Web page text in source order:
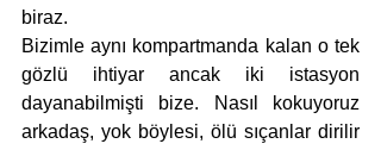
biraz.
Bizimle aynı kompartmanda kalan o tek
gözlü ihtiyar ancak iki istasyon
dayanabilmişti bize. Nasıl kokuyoruz
arkadaş, yok böylesi, ölü sıçanlar dirilir